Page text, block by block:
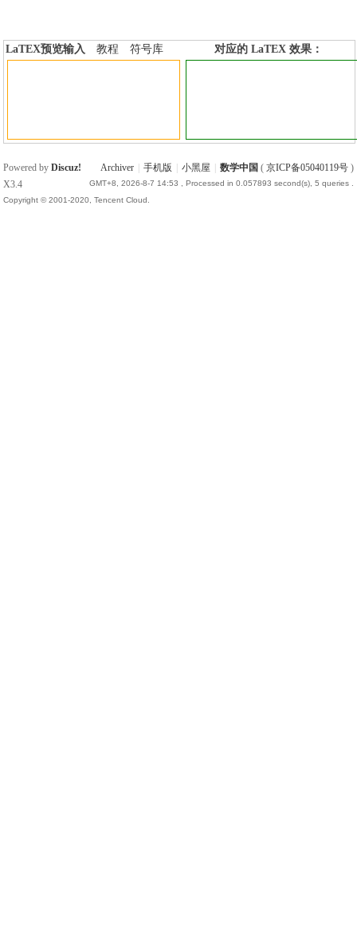
LaTEX预览输入 教程
符号库
对应的 LaTEX 效果：
Archiver 手机版 小黑屋 数学中国 ( 京ICP备05040119号)
GMT+8, 2026-8-7 14:53 , Processed in 0.057893 second(s), 5 queries .
Powered byDiscuz!
X3.4
Copyright © 2001-2020, Tencent Cloud.